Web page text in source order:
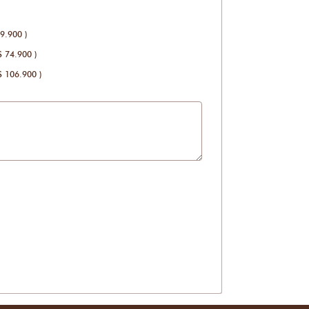
)
74.900 )
106.900 )